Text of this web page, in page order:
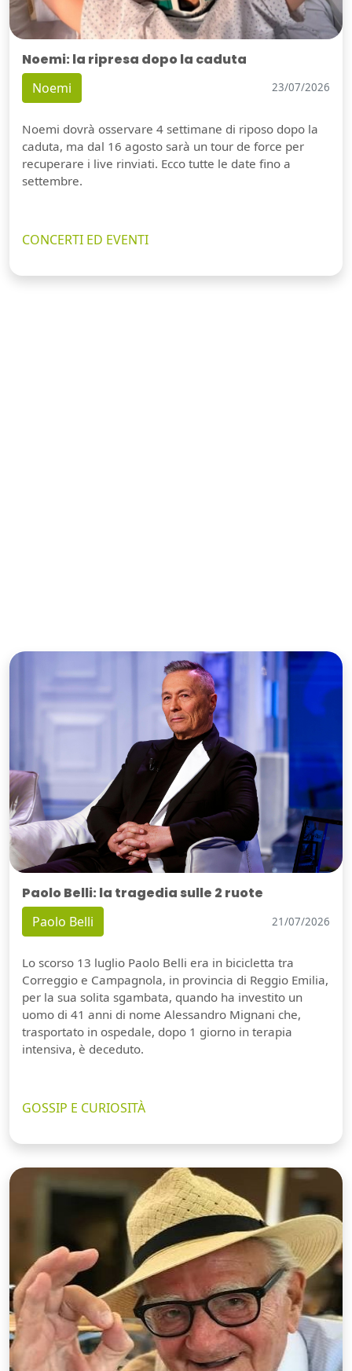
Noemi: la ripresa dopo la caduta
Noemi 23/07/2026
Noemi dovrà osservare 4 settimane di riposo dopo la
caduta, ma dal 16 agosto sarà un tour de force per
recuperare i live rinviati. Ecco tutte le date fino a
settembre.
CONCERTI ED EVENTI
Paolo Belli: la tragedia sulle 2 ruote
Paolo Belli 21/07/2026
Lo scorso 13 luglio Paolo Belli era in bicicletta tra
Correggio e Campagnola, in provincia di Reggio Emilia,
per la sua solita sgambata, quando ha investito un
uomo di 41 anni di nome Alessandro Mignani che,
trasportato in ospedale, dopo 1 giorno in terapia
intensiva, è deceduto.
GOSSIP E CURIOSITÀ